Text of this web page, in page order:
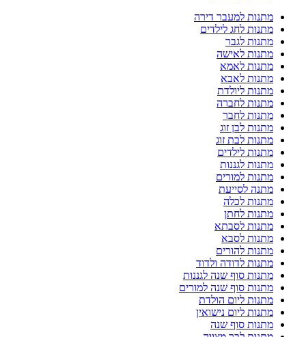
מתנות למעבר דירה
מתנות לחג לילדים
מתנות לגבר
מתנות לאישה
מתנות לאמא
מתנות לאבא
מתנות ליולדת
מתנות לחברה
מתנות לחבר
מתנות לבן זוג
מתנות לבת זוג
מתנות לילדים
מתנות לגננות
מתנות למורים
מתנה לסייעת
מתנות לכלה
מתנות לחתן
מתנות לסבתא
מתנות לסבא
מתנות להורים
מתנות לדודה ולדוד
מתנות סוף שנה לגננות
מתנות סוף שנה למורים
מתנות ליום הולדת
מתנות ליום נישואין
מתנות סוף שנה